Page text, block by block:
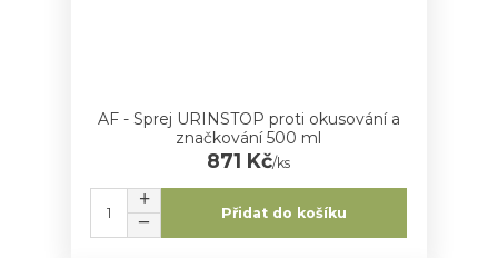
AF - Sprej URINSTOP proti okusování a
značkování 500 ml
871 Kč/ks
Přidat do košíku